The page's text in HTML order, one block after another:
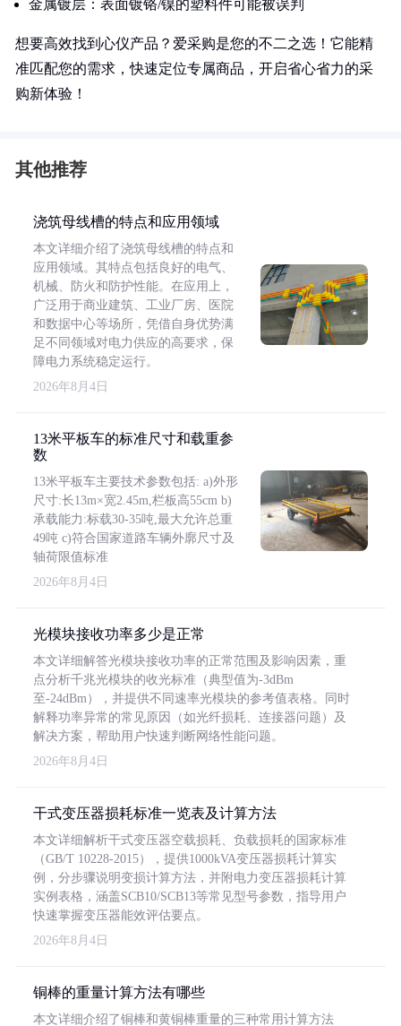
金属镀层：表面镀铬/镍的塑料件可能被误判
想要高效找到心仪产品？爱采购是您的不二之选！它能精
准匹配您的需求，快速定位专属商品，开启省心省力的采
购新体验！
其他推荐
浇筑母线槽的特点和应用领域
本文详细介绍了浇筑母线槽的特点和
应用领域。其特点包括良好的电气、
机械、防火和防护性能。在应用上，
广泛用于商业建筑、工业厂房、医院
和数据中心等场所，凭借自身优势满
足不同领域对电力供应的高要求，保
障电力系统稳定运行。
2026年8月4日
13米平板车的标准尺寸和载重参
数
13米平板车主要技术参数包括: a)外形
尺寸:长13m×宽2.45m,栏板高55cm b)
承载能力:标载30-35吨,最大允许总重
49吨 c)符合国家道路车辆外廓尺寸及
轴荷限值标准
2026年8月4日
光模块接收功率多少是正常
本文详细解答光模块接收功率的正常范围及影响因素，重
点分析千兆光模块的收光标准（典型值为-3dBm
至-24dBm），并提供不同速率光模块的参考值表格。同时
解释功率异常的常见原因（如光纤损耗、连接器问题）及
解决方案，帮助用户快速判断网络性能问题。
2026年8月4日
干式变压器损耗标准一览表及计算方法
本文详细解析干式变压器空载损耗、负载损耗的国家标准
（GB/T 10228-2015），提供1000kVA变压器损耗计算实
例，分步骤说明变损计算方法，并附电力变压器损耗计算
实例表格，涵盖SCB10/SCB13等常见型号参数，指导用户
快速掌握变压器能效评估要点。
2026年8月4日
铜棒的重量计算方法有哪些
本文详细介绍了铜棒和黄铜棒重量的三种常用计算方法